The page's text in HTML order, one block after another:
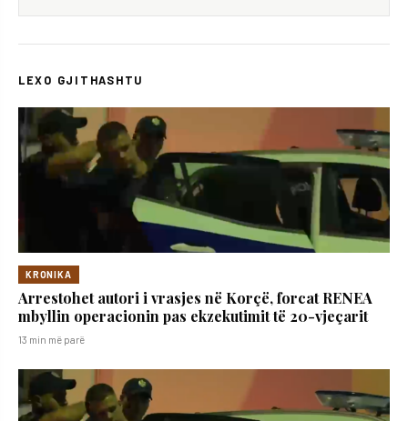
LEXO GJITHASHTU
KRONIKA
Arrestohet autori i vrasjes në Korçë, forcat RENEA
mbyllin operacionin pas ekzekutimit të 20-vjeçarit
13 min më parë